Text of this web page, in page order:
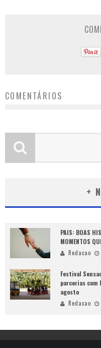
COMENTÁRIOS
+
PAIS: BOAS
MOMENTOS
Redacao
Festival
parcerias com
agosto
Redacao